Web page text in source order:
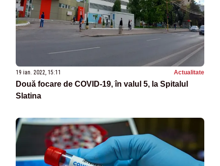
19 ian. 2022, 15:11 Actualitate
Două focare de COVID-19, în valul 5, la Spitalul
Slatina